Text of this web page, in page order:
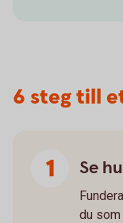
6 steg till
Se
du som